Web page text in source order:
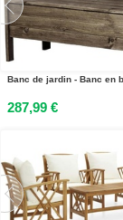
287,99 €